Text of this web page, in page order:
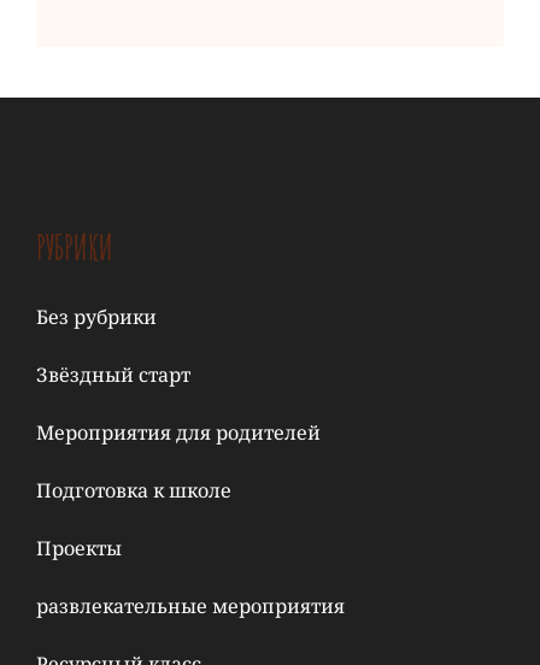
РУБРИКИ
Без рубрики
Звёздный старт
Мероприятия для родителей
Подготовка к школе
Проекты
развлекательные мероприятия